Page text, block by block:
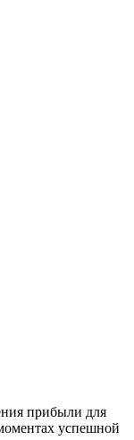
прибыли для
успешной